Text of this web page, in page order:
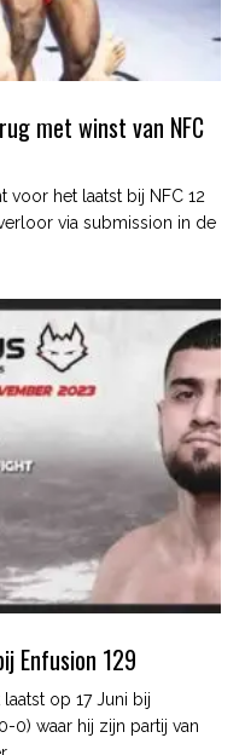
met winst van NFC
voor het laatst bij NFC 12
via submission in de
Enfusion 129
op 17 Juni bij
0) waar hij zijn partij van